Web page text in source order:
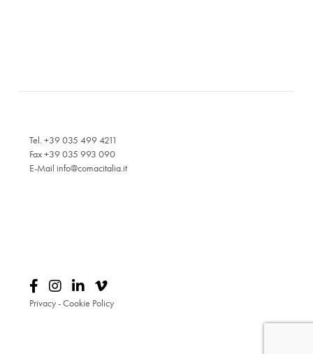
Tel. +39 035 499 4211
Fax +39 035 993 090
E-Mail info@comacitalia.it
Privacy-Cookie Policy